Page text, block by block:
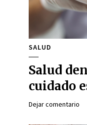
SALUD
Salud
cuidado
Dejar comentario